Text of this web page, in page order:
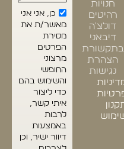
חנויות
רהיטים
דולצ'ה
דיבאני
בתקשורת
הצהרת
נגישות
כן, אני אני
מאשר/ת את
מסירת
הפרטים
מרצוני
החופשי
והשימוש בהם
כדי ליצור
איתי קשר,
לרבות
באמצעות
דיוור ישיר, וכן